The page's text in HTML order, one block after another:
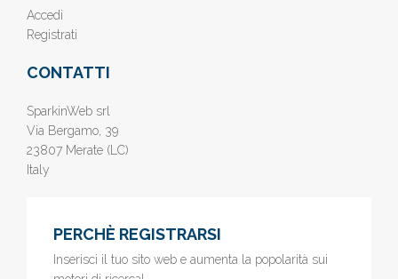
Accedi
Registrati
CONTATTI
SparkinWeb srl
Via Bergamo, 39
23807 Merate (LC)
Italy
PERCHÈ REGISTRARSI
Inserisci il tuo sito web e aumenta la popolarità sui